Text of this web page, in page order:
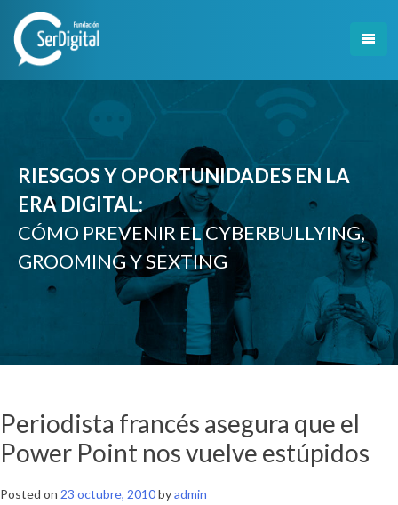
content
RIESGOS Y OPORTUNIDADES EN LA
ERA DIGITAL:
CÓMO PREVENIR EL CYBERBULLYING,
GROOMING Y SEXTING
Periodista francés asegura que el
Power Point nos vuelve estúpidos
Posted on 23 octubre, 2010byadmin